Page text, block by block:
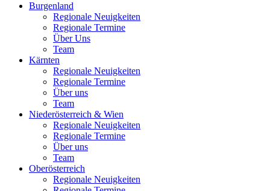
Burgenland
Regionale Neuigkeiten
Regionale Termine
Über Uns
Team
Kärnten
Regionale Neuigkeiten
Regionale Termine
Über uns
Team
Niederösterreich & Wien
Regionale Neuigkeiten
Regionale Termine
Über uns
Team
Oberösterreich
Regionale Neuigkeiten